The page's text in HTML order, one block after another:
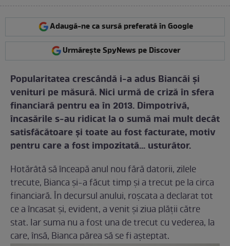
Adaugă-ne ca sursă preferată în Google
Urmărește SpyNews pe Discover
Popularitatea crescândă i-a adus Biancăi şi
venituri pe măsură. Nici urmă de criză în sfera
financiară pentru ea în 2013. Dimpotrivă,
încasările s-au ridicat la o sumă mai mult decât
satisfăcătoare şi toate au fost facturate, motiv
pentru care a fost impozitată... usturător.
Hotărâtă să înceapă anul nou fără datorii, zilele
trecute, Bianca şi-a făcut timp şi a trecut pe la circa
financiară. În decursul anului, roşcata a declarat tot
ce a încasat şi, evident, a venit şi ziua plăţii către
stat. Iar suma nu a fost una de trecut cu vederea, la
care, însă, Bianca părea să se fi aşteptat.